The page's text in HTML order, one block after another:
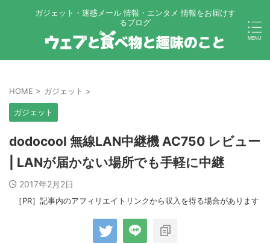
ガジェット・迷惑メール 情報・エンタメ 情報をお届けす
るブログ
HOME > ガジェット >
ガジェット
dodocool 無線LAN中継機 AC750 レビュー
| LANが届かない場所でも手軽に中継
2017年2月2日
［PR］記事内のアフィリエイトリンクから収入を得る場合があります